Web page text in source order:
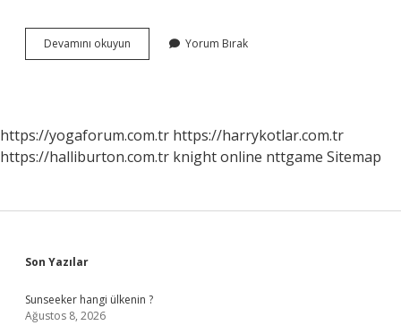
Devamını okuyun Multipleks
Pcr
Yorum Bırak
https://yogaforum.com.tr https://harrykotlar.com.tr
https://halliburton.com.tr knight online nttgame Sitemap
Sidebar
Son Yazılar
Sunseeker hangi ülkenin ?
Ağustos 8, 2026